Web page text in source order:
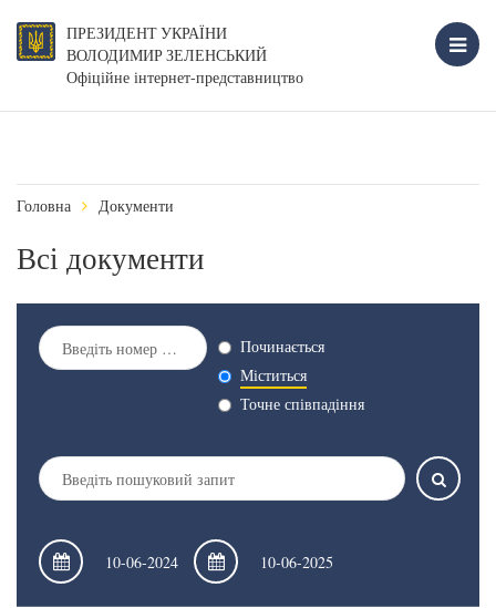
ПРЕЗИДЕНТ УКРАЇНИ
ВОЛОДИМИР ЗЕЛЕНСЬКИЙ
Офіційне інтернет-представництво
Головна Документи
Всі документи
Починається
Міститься
Точне співпадіння